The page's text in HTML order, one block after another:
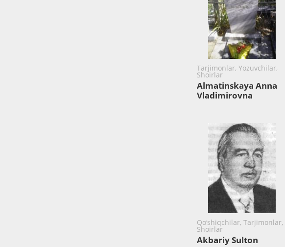
Tarjimonlar, Yozuvchilar,
Shoirlar
Almatinskaya Anna
Vladimirovna
Qo‘shiqchilar, Tarjimonlar,
Shoirlar
Akbariy Sulton